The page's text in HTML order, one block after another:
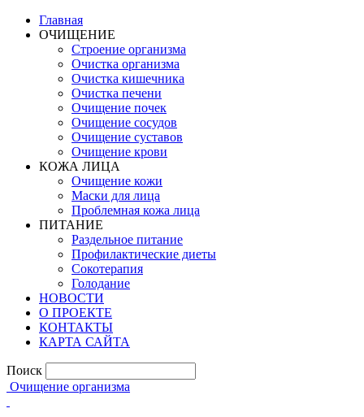
Главная
ОЧИЩЕНИЕ
Строение организма
Очистка организма
Очистка кишечника
Очистка печени
Очищение почек
Очищение сосудов
Очищение суставов
Очищение крови
КОЖА ЛИЦА
Очищение кожи
Маски для лица
Проблемная кожа лица
ПИТАНИЕ
Раздельное питание
Профилактические диеты
Сокотерапия
Голодание
НОВОСТИ
О ПРОЕКТЕ
КОНТАКТЫ
КАРТА САЙТА
Поиск
Очищение организма